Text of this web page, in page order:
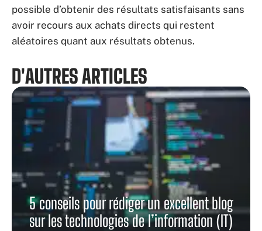
possible d’obtenir des résultats satisfaisants sans
avoir recours aux achats directs qui restent
aléatoires quant aux résultats obtenus.
D'AUTRES ARTICLES
5 conseils pour rédiger un excellent blog
sur les technologies de l’information (IT)